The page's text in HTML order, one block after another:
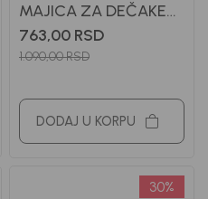
MAJICA ZA DEČAKE
BASIC
763,00 RSD
1.090,00RSD
DODAJ U KORPU
30%